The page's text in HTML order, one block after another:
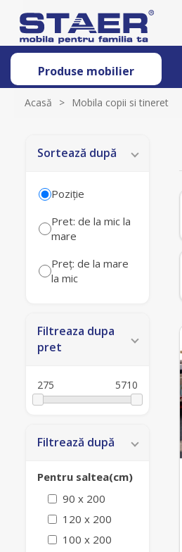
Produse mobilier
Acasă > Mobila copii si tineret
Sortează după
Poziţie
Pret: de la mic la
mare
Preț: de la mare
la mic
Filtreaza dupa
pret
275 5710
Filtrează după
Pentru saltea(cm)
90 x 200
120 x 200
100 x 200